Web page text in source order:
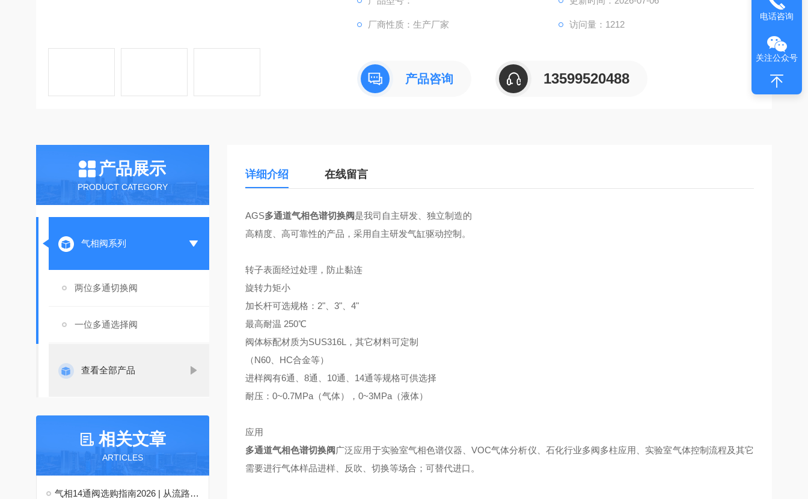
厂商性质：生产厂家 访问量：1212
产品咨询 13599520488
产品展示
PRODUCT CATEGORY
气相阀系列
两位多通切换阀
一位多通选择阀
查看全部产品
相关文章
ARTICLES
气相14通阀选购指南2026 | 从流路设计到密封技术一次讲透
详细介绍 在线留言
AGS多通道气相色谱切换阀是我司自主研发、独立制造的
高精度、高可靠性的产品，采用自主研发气缸驱动控制。
转子表面经过处理，防止黏连
旋转力矩小
加长杆可选规格：2"、3"、4"
最高耐温 250℃
阀体标配材质为SUS316L，其它材料可定制
（N60、HC合金等）
进样阀有6通、8通、10通、14通等规格可供选择
耐压：0~0.7MPa（气体），0~3MPa（液体）
应用
多通道气相色谱切换阀广泛应用于实验室气相色谱仪器、VOC气体分析仪、石化行业多阀多柱应用、实验室气体控制流程及其它
需要进行气体样品进样、反吹、切换等场合；可替代进口。
电话咨询
关注公众号